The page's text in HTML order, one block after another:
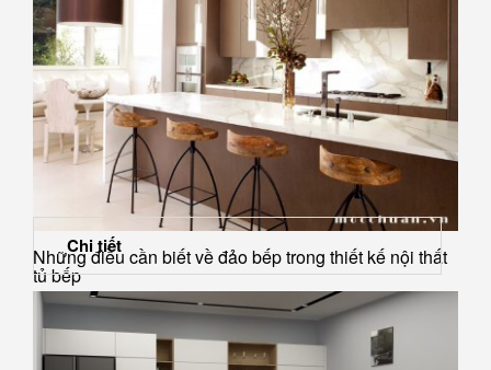
Những điều cần biết về đảo bếp trong thiết kế nội thất
tủ bếp
Chi tiết